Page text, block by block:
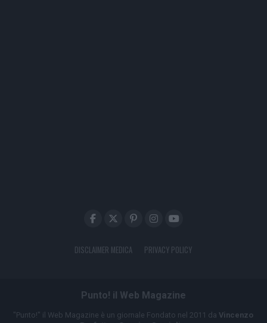
DISCLAIMER MEDICA PRIVACY POLICY
Punto! il Web Magazine
"Punto!" il Web Magazine è un giornale Fondato nel 2011 da Vincenzo